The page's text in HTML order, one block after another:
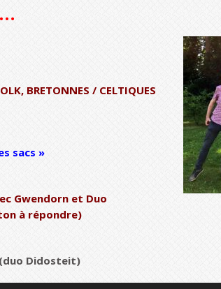
BRETONNES / CELTIQUES
sacs »
Gwendorn et Duo
à répondre)
Didosteit)